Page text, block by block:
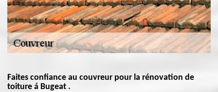
Faites confiance au couvreur pour la rénovation de
toiture á Bugeat .